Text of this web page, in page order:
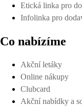
Etická linka pro
Infolinka pro
Co nabízíme
Akční letáky
Online nákupy
Clubcard
Akční nabídky a